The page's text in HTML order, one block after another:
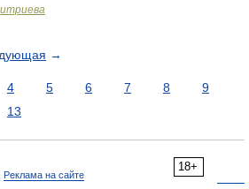
→
4 5 6 7 8
9
13
18+
Реклама на сайте